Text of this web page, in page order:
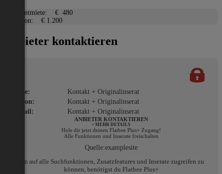
Gesamtmiete:
€ 480
Kaution:
€ 1.200
Anbieter kontaktieren
Name:
Kontakt + Originalinserat
Telefon:
Kontakt + Originalinserat
E-Mail:
Kontakt + Originalinserat
ANBIETER KONTAKTIEREN
+ MEHR DETAILS
Hole dir jetzt deinen Flatbee Plus+ Zugang!
Alle Funktionen und Inserate freischalten
Quelle:examplesite
Um auf alle Suchfunktionen, Zusatzfeatures und Inserate zugreifen zu
können, benötigst du Flatbee Plus+